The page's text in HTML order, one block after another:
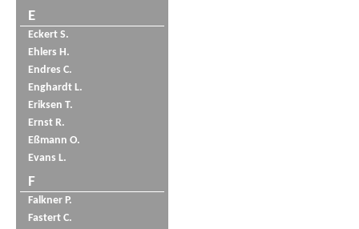
E
Eckert S.
Ehlers H.
Endres C.
Enghardt L.
Eriksen T.
Ernst R.
Eßmann O.
Evans L.
F
Falkner P.
Fastert C.